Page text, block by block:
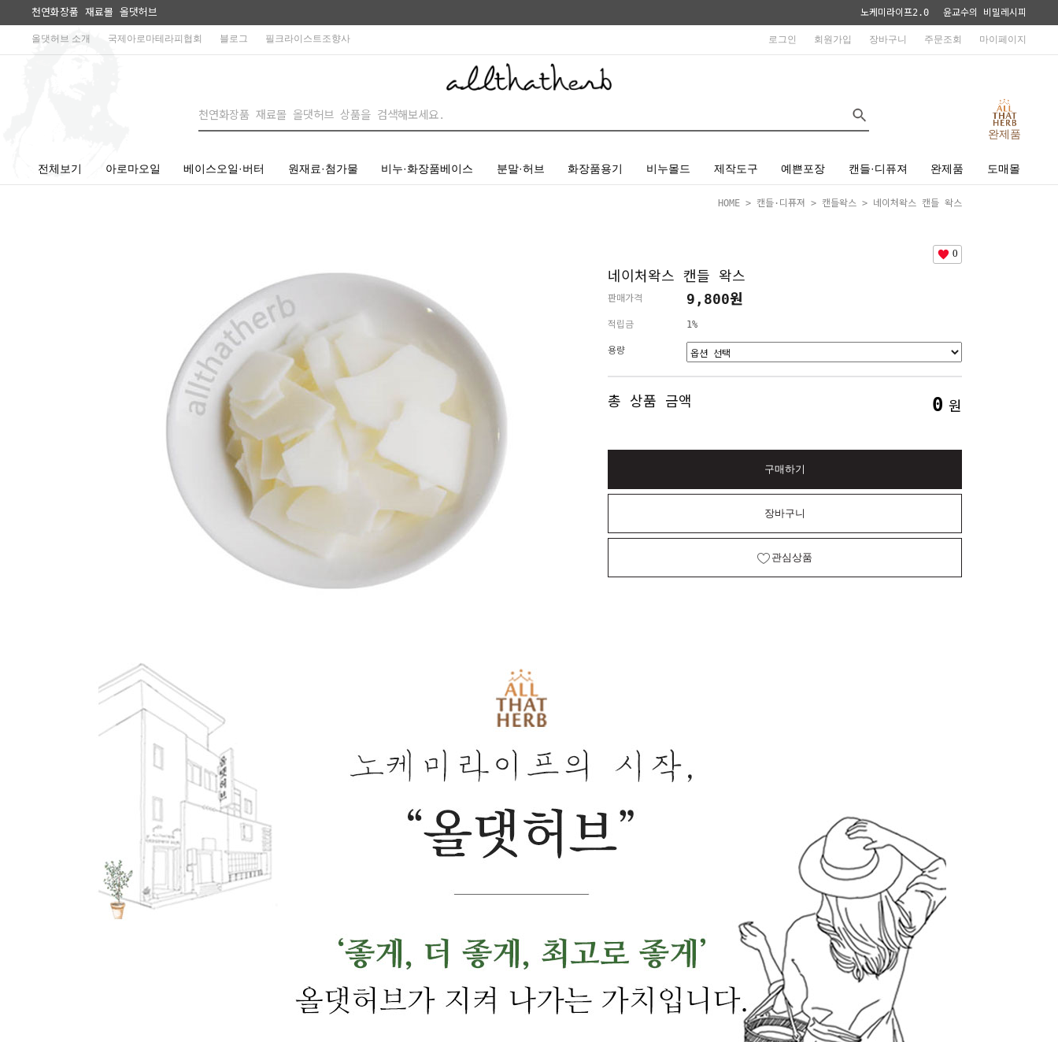
천연화장품 재료몰 올댓허브 노케미라이프2.0 윤교수의 비밀레시피
올댓허브 소개 국제아로마테라피협회 블로그 필크라이스트조향사 로그인 회원가입 장바구니 주문조회 마이페이지
완제품
전체보기 아로마오일 베이스오일·버터 원재료·첨가물 비누·화장품베이스 분말·허브 화장품용기 비누몰드 제작도구 예쁜포장 캔들·디퓨져 완제품 도매몰
HOME > 캔들·디퓨져 > 캔들왁스 > 네이처왁스 캔들 왁스
0
네이처왁스 캔들 왁스
판매가격 9,800원
적립금 1%
용량
총 상품 금액 0 원
구매하기
장바구니
관심상품